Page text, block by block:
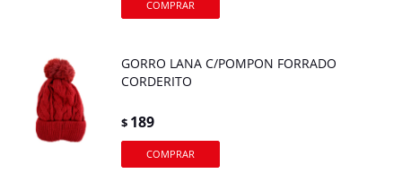
GORRO LANA C/POMPON FORRADO
CORDERITO
$ 189